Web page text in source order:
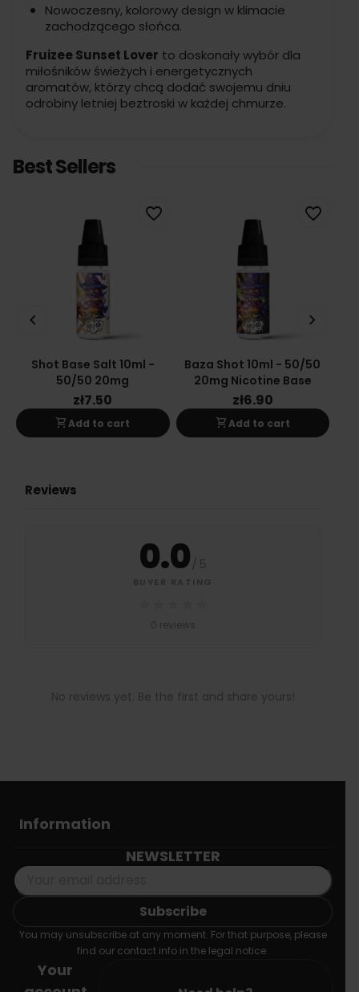
Nowoczesny, kolorowy design w klimacie
zachodzącego słońca.
Fruizee Sunset Lover to doskonały wybór dla
miłośników świeżych i energetycznych
aromatów, którzy chcą dodać swojemu dniu
odrobiny letniej beztroski w każdej chmurze.
Best Sellers
Shot Base Salt 10ml -
50/50 20mg
zł7.50
shopping_cartAdd to cart
favorite_border
Baza Shot 10ml - 50/50
20mg Nicotine Base
zł6.90
shopping_cartAdd to cart
favorite_border
keyboard_arrow_left keyboard_arrow_right
Reviews
0.0/ 5
BUYER RATING
0 reviews
No reviews yet. Be the first and share yours!
Information
NEWSLETTER
You may unsubscribe at any moment. For that purpose, please
find our contact info in the legal notice.
Your